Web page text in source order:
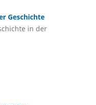
Geschichte
in der